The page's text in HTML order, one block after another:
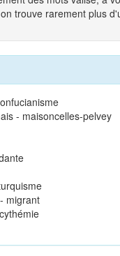
trouve rarement plus
- maisoncelles-pelvey
migrant